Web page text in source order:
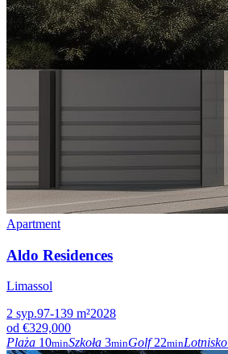
Apartment
Aldo Residences
Limassol
2 syp.97-139 m²2028
od €329,000
Plaża 10minSzkoła 3minGolf 22minLotnisko